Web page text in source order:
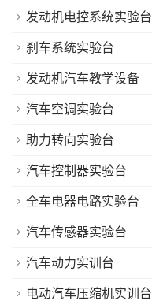
发动机电控系统实验台
刹车系统实验台
发动机汽车教学设备
汽车空调实验台
助力转向实验台
汽车控制器实验台
全车电器电路实验台
汽车传感器实验台
汽车动力实训台
电动汽车压缩机实训台